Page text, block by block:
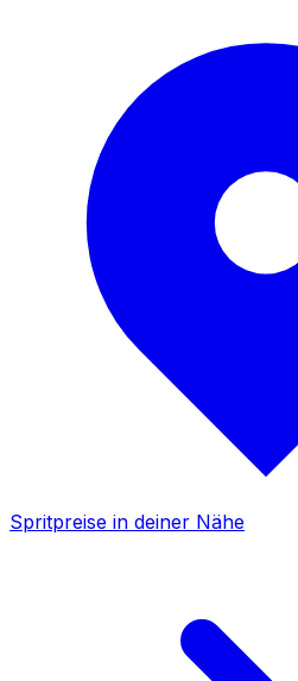
Spritpreise in deiner Nähe